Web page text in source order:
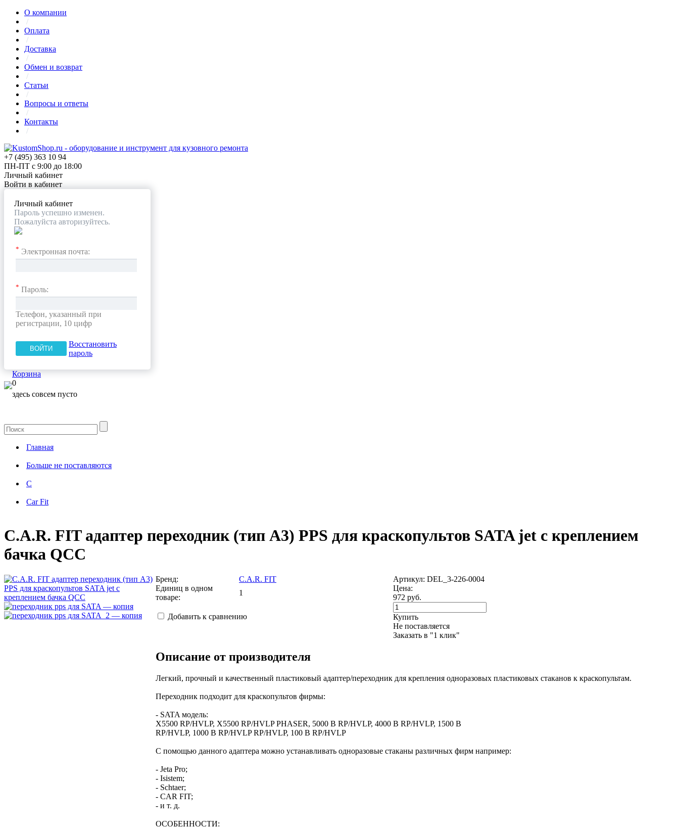
О компании
/
Оплата
/
Доставка
/
Обмен и возврат
/
Статьи
/
Вопросы и ответы
/
Контакты
/
+7 (495) 363 10 94
ПН-ПТ с 9:00 до 18:00
Личный кабинет
Войти в кабинет
Личный кабинет
Пароль успешно изменен.
Пожалуйста авторизуйтесь.
* Электронная почта:
* Пароль:
Телефон, указанный при
регистрации, 10 цифр
Восстановить
пароль
Корзина
0
здесь совсем пусто
Главная
Больше не поставляются
C
Car Fit
C.A.R. FIT адаптер переходник (тип А3) PPS для краскопультов SATA jet с креплением
бачка QCC
Бренд:
C.A.R. FIT
Единиц в одном
товаре:
1
Добавить к сравнению
Артикул: DEL_3-226-0004
Цена:
972 руб.
Купить
Не поставляется
Заказать в "1 клик"
Описание от производителя
Легкий, прочный и качественный пластиковый адаптер/переходник для крепления одноразовых пластиковых стаканов к краскопультам.
Переходник подходит для краскопультов фирмы:
- SATA модель:
X5500 RP/HVLP, X5500 RP/HVLP PHASER, 5000 B RP/HVLP, 4000 B RP/HVLP, 1500 B
RP/HVLP, 1000 B RP/HVLP RP/HVLP, 100 B RP/HVLP
С помощью данного адаптера можно устанавливать одноразовые стаканы различных фирм например:
- Jeta Pro;
- Isistem;
- Schtaer;
- CAR FIT;
- и т. д.
ОСОБЕННОСТИ: